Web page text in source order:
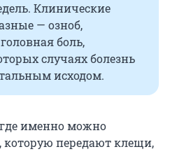
Клинические
— озноб,
боль,
случаях болезнь
исходом.
именно можно
которую передают клещи,